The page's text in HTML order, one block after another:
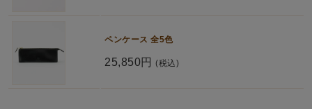
ペンケース 全5色
25,850円 (税込)